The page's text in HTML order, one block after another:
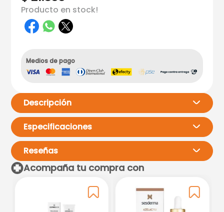
Producto en stock!
Medios de pago
Descripción
Especificaciones
Reseñas
Por favor, inicia sesión para
escribir un comentario.
Acompaña tu compra con